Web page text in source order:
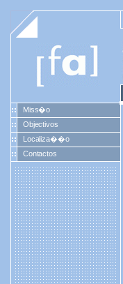
Miss�o
Objectivos
Localiza��o
Contactos